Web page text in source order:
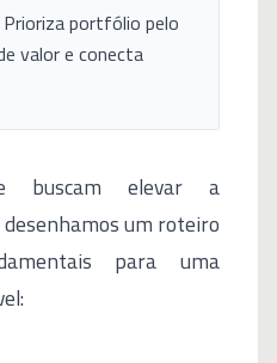
Prioriza portfólio pelo
valor e conecta
buscam elevar a
um roteiro
para uma